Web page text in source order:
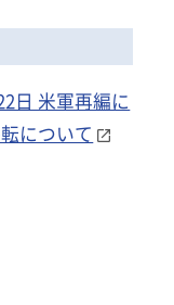
日 米軍再編に
について